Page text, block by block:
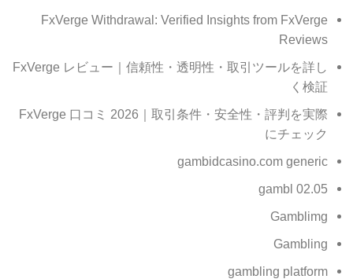
FxVerge Withdrawal: Verified Insights from FxVerge
Reviews
FxVerge レビュー｜信頼性・透明性・取引ツールを詳し
く検証
FxVerge 口コミ 2026｜取引条件・安全性・評判を実際
にチェック
gambidcasino.com generic
gambl 02.05
Gamblimg
Gambling
gambling platform